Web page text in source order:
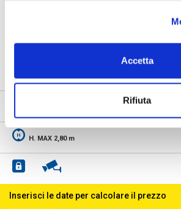
Accetta
Rifiuta
custodito,
⭐ Votato dai clienti: 9.2
|Porto di
Vedi tutte
H. MAX 2,80 m
Inserisci le date per calcolare il prezzo